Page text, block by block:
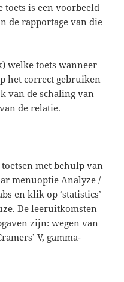
toets is een voorbeeld
de rapportage van die
welke toets wanneer
het correct gebruiken
van de schaling van
de relatie.
met behulp van
menuoptie Analyze /
en klik op ‘statistics’
De leeruitkomsten
zijn: wegen van
V, gamma-